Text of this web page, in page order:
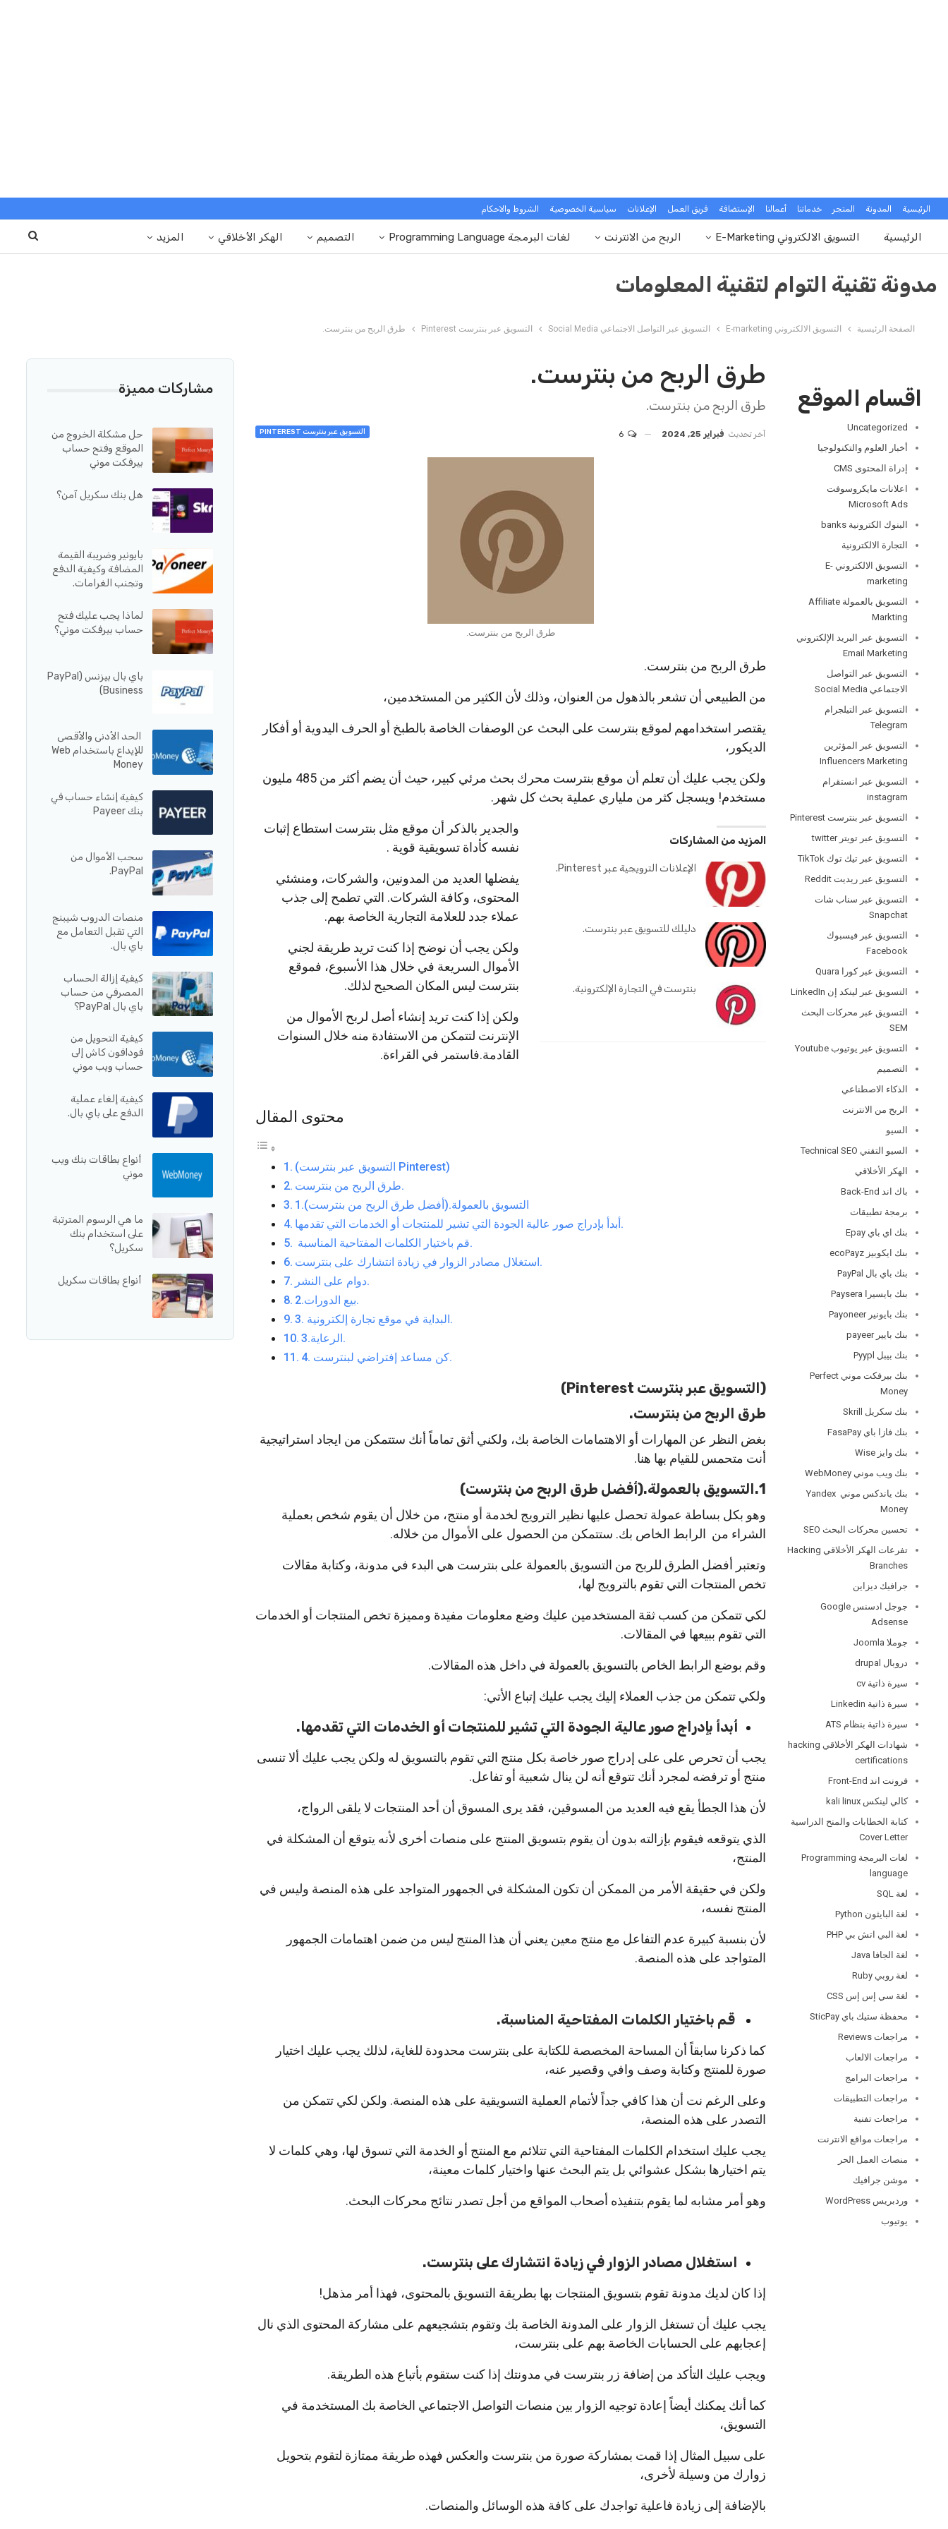
الرئيسية المدونة المتجر خدماتنا أعمالنا الإستضافة فريق العمل الإعلانات سياسية الخصوصية الشروط والاحكام
الرئيسية التسويق الالكتروني E-Marketing الربح من الانترنت لغات البرمجة Programming Language التصميم الهكر الأخلاقي المزيد
مدونة تقنية التوام لتقنية المعلومات
الصفحة الرئيسية التسويق الالكتروني E-marketing التسويق عبر التواصل الاجتماعي Social Media التسويق عبر بنترست Pinterest طرق الربح من بنترست.
طرق الربح من بنترست.
طرق الربح من بنترست.
التسويق عبر بنترست PINTEREST آخر تحديث فبراير 25, 2024
طرق الربح من بنترست.
طرق الربح من بنترست.
من الطبيعي أن تشعر بالذهول من العنوان، وذلك لأن الكثير من المستخدمين،
يقتصر استخدامهم لموقع بنترست على البحث عن الوصفات الخاصة بالطبخ أو الحرف اليدوية أو أفكار
الديكور،
ولكن يجب عليك أن تعلم أن موقع بنترست محرك بحث مرئي كبير، حيث أن يضم أكثر من 485 مليون
مستخدم! ويسجل كثر من ملياري عملية بحث كل شهر.
المزيد من المشاركات
الإعلانات الترويجية عبر Pinterest.
دليلك للتسويق عبر بنترست.
بنترست في التجارة الإلكترونية.
والجدير بالذكر أن موقع مثل بنترست استطاع إثبات
نفسه كأداة تسويقية قوية .
يفضلها العديد من المدونين، والشركات، ومنشئي
المحتوى، وكافة الشركات. التي تطمح إلى جذب
عملاء جدد للعلامة التجارية الخاصة بهم.
ولكن يجب أن نوضح إذا كنت تريد طريقة لجني
الأموال السريعة في خلال هذا الأسبوع، فموقع
بنترست ليس المكان الصحيح لذلك.
ولكن إذا كنت تريد إنشاء أصل لربح الأموال من
الإنترنت لتتمكن من الاستفادة منه خلال السنوات
القادمة.فاستمر في القراءة.
محتوى المقال
(التسويق عبر بنترست Pinterest)
طرق الربح من بنترست.
1.التسويق بالعمولة.(أفضل طرق الربح من بنترست)
أبدأ بإدراج صور عالية الجودة التي تشير للمنتجات أو الخدمات التي تقدمها.
قم باختيار الكلمات المفتاحية المناسبة.
استغلال مصادر الزوار في زيادة انتشارك على بنترست.
دوام على النشر.
2.بيع الدورات.
3. البداية في موقع تجارة إلكترونية.
3.الرعاية.
4. كن مساعد إفتراضي لبنترست.
(التسويق عبر بنترست Pinterest)
طرق الربح من بنترست.
بغض النظر عن المهارات أو الاهتمامات الخاصة بك، ولكني أثق تماماً أنك ستتمكن من ايجاد استراتيجية
أنت متحمس للقيام بها هنا.
1.التسويق بالعمولة.(أفضل طرق الربح من بنترست)
وهو بكل بساطة عمولة تحصل عليها نظير الترويج لخدمة أو منتج، من خلال أن يقوم شخص بعملية
الشراء من الرابط الخاص بك. ستتمكن من الحصول على الأموال من خلاله.
وتعتبر أفضل الطرق للربح من التسويق بالعمولة على بنترست هي البدء في مدونة، وكتابة مقالات
تخص المنتجات التي تقوم بالترويج لها،
لكي تتمكن من كسب ثقة المستخدمين عليك وضع معلومات مفيدة ومميزة تخص المنتجات أو الخدمات
التي تقوم ببيعها في المقالات.
وقم بوضع الرابط الخاص بالتسويق بالعمولة في داخل هذه المقالات.
ولكي تتمكن من جذب العملاء إليك يجب عليك إتباع الأتي:
أبدأ بإدراج صور عالية الجودة التي تشير للمنتجات أو الخدمات التي تقدمها.
يجب أن تحرص على على إدراج صور خاصة بكل منتج التي تقوم بالتسويق له ولكن يجب عليك ألا تنسى
منتج أو ترفضه لمجرد أنك تتوقع أنه لن ينال شعبية أو تفاعل.
لأن هذا الجطأ يقع فيه العديد من المسوقين، فقد يرى المسوق أن أحد المنتجات لا يلقى الرواج،
الذي يتوقعه فيقوم بإزالته بدون أن يقوم بتسويق المنتج على منصات أخرى لأنه يتوقع أن المشكلة في
المنتج،
ولكن في حقيقة الأمر من الممكن أن تكون المشكلة في الجمهور المتواجد على هذه المنصة وليس في
المنتج نفسه،
لأن بنسبة كبيرة عدم التفاعل مع منتج معين يعني أن هذا المنتج ليس من ضمن اهتمامات الجمهور
المتواجد على هذه المنصة.
قم باختيار الكلمات المفتاحية المناسبة.
كما ذكرنا سابقاً أن المساحة المخصصة للكتابة على بنترست محدودة للغاية، لذلك يجب عليك اختيار
صورة للمنتج وكتابة وصف وافي وقصير عنه،
وعلى الرغم نت أن هذا كافي جداً لأتمام العملية التسويقية على هذه المنصة. ولكن لكي تتمكن من
التصدر على هذه المنصة،
يجب عليك استخدام الكلمات المفتاحية التي تتلائم مع المنتج أو الخدمة التي تسوق لها، وهي كلمات لا
يتم اختيارها بشكل عشوائي بل يتم البحث عنها واختيار كلمات معينة،
وهو أمر مشابه لما يقوم بتنفيذه أصحاب المواقع من أجل تصدر نتائج محركات البحث.
استغلال مصادر الزوار في زيادة انتشارك على بنترست.
إذا كان لديك مدونة تقوم بتسويق المنتجات بها بطريقة التسويق بالمحتوى، فهذا أمر مذهل!
يجب عليك أن تستغل الزوار على المدونة الخاصة بك وتقوم بتشجيعهم على مشاركة المحتوى الذي نال
إعجابهم على الحسابات الخاصة بهم على بنترست،
ويجب عليك التأكد من إضافة زر بنترست في مدونتك إذا كنت ستقوم بأتباع هذه الطريقة.
كما أنك يمكنك أيضاً إعادة توجيه الزوار بين منصات التواصل الاجتماعي الخاصة بك المستخدمة في
التسويق،
على سبيل المثال إذا قمت بمشاركة صورة من بنترست والعكس فهذه طريقة ممتازة لتقوم بتحويل
زوارك من وسيلة لأخرى،
بالإضافة إلى زيادة فاعلية تواجدك على كافة هذه الوسائل والمنصات.
مشاركات مميزة
حل مشكلة الخروج من
الموقع وفتح حساب
بيرفكت موني
هل بنك سكريل آمن؟
بايونير وضريبة القيمة
المضافة وكيفية الدفع
وتجنب الغرامات.
لماذا يجب عليك فتح
حساب بيرفكت موني؟
باي بال بيزنس (PayPal
Business)
الحد الأدنى والأقصى
للإيداع باستخدام Web
Money
كيفية إنشاء حساب في
بنك Payeer
سحب الأموال من
PayPal.
منصات الدروب شيبنج
التي تقبل التعامل مع
باي بال.
كيفية إزالة الحساب
المصرفي من حساب
باي بال PayPal؟
كيفية التحويل من
فودافون كاش إلى
حساب ويب موني
كيفية إلغاء عملية
الدفع على باي بال.
أنواع بطاقات بنك ويب
موني
ما هي الرسوم المترتبة
على استخدام بنك
سكريل؟
أنواع بطاقات سكريل
اقسام الموقع
Uncategorized
أخبار العلوم والتكنولوجيا
إدراة المحتوى CMS
اعلانات مايكروسوفت
Microsoft Ads
البنوك الكترونية banks
التجارة الالكترونية
التسويق الالكتروني E-
marketing
التسويق بالعمولة Affiliate
Markting
التسويق عبر البريد الإلكتروني
Email Marketing
التسويق عبر التواصل
الاجتماعي Social Media
التسويق عبر التيلجرام
Telegram
التسويق عبر المؤثرين
Influencers Marketing
التسويق عبر انستقرام
instagram
التسويق عبر بنترست Pinterest
التسويق عبر تويتر twitter
التسويق عبر تيك توك TikTok
التسويق عبر ريديت Reddit
التسويق عبر سناب شات
Snapchat
التسويق عبر فيسبوك
Facebook
التسويق عبر كورا Quara
التسويق عبر لينكد إن LinkedIn
التسويق عبر محركات البحث
SEM
التسويق عبر يوتيوب Youtube
التصميم
الذكاء الاصطناعي
الربح من الانترنت
السيو
السيو التقني Technical SEO
الهكر الأخلاقي
باك اند Back-End
برمجة تطبيقات
بنك اي باي Epay
بنك ايكوبيز ecoPayz
بنك باي بال PayPal
بنك بايسيرا Paysera
بنك بايونير Payoneer
بنك بايير payeer
بنك بيبل Pyypl
بنك بيرفكت موني Perfect
Money
بنك سكريل Skrill
بنك فازا باي FasaPay
بنك وايز Wise
بنك ويب موني WebMoney
بنك ياندكس موني Yandex
Money
تحسين محركات البحث SEO
تفرعات الهكر الأخلاقي Hacking
Branches
جرافيك ديزاين
جوجل ادسنس Google
Adsense
جوملا Joomla
دروبال drupal
سيرة ذاتية cv
سيرة ذاتية Linkedin
سيرة ذاتية بنظام ATS
شهادات الهكر الأخلاقي hacking
certifications
فرونت اند Front-End
كالي لينكس kali linux
كتابة الخطابات والمنح الدراسية
Cover Letter
لغات البرمجة Programming
language
لغة SQL
لغة البايثون Python
لغة البي اتش بي PHP
لغة الجافا Java
لغة روبي Ruby
لغة سي إس إس CSS
محفظة ستيك باي SticPay
مراجعات Reviews
مراجعات الالعاب
مراجعات البرامج
مراجعات التطبيقات
مراجعات تفنية
مراجعات مواقع الانترنت
منصات العمل الحر
موشن جرافيك
وردبريس WordPress
يوتيوب